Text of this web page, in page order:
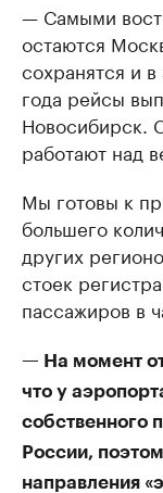
— Самыми
остаются
сохранятся и
года рейсы
Новосибирск.
работают над
Мы готовы к
большего
других
стоек
пассажиров в
— На момент
что у
собственного
России,
направления